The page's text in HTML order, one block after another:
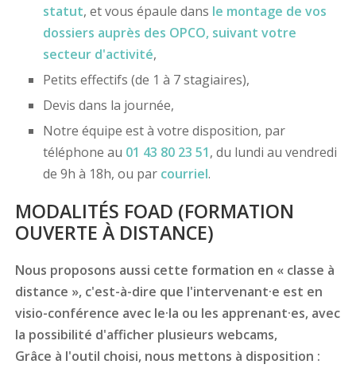
statut, et vous épaule dans le montage de vos
dossiers auprès des OPCO, suivant votre
secteur d'activité,
Petits effectifs (de 1 à 7 stagiaires),
Devis dans la journée,
Notre équipe est à votre disposition, par
téléphone au 01 43 80 23 51, du lundi au vendredi
de 9h à 18h, ou par courriel.
MODALITÉS FOAD (FORMATION
OUVERTE À DISTANCE)
Nous proposons aussi cette formation en « classe à
distance », c'est-à-dire que l'intervenant·e est en
visio-conférence avec le·la ou les apprenant·es, avec
la possibilité d'afficher plusieurs webcams,
Grâce à l'outil choisi, nous mettons à disposition :